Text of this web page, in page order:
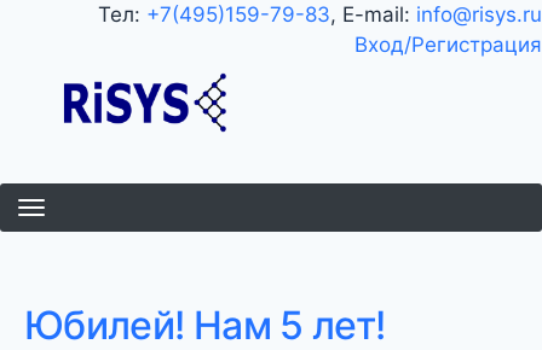
основному
содержанию
Тел: +7(495)159-79-83, E-mail: info@risys.ru
Вход/Регистрация
Юбилей! Нам 5 лет!